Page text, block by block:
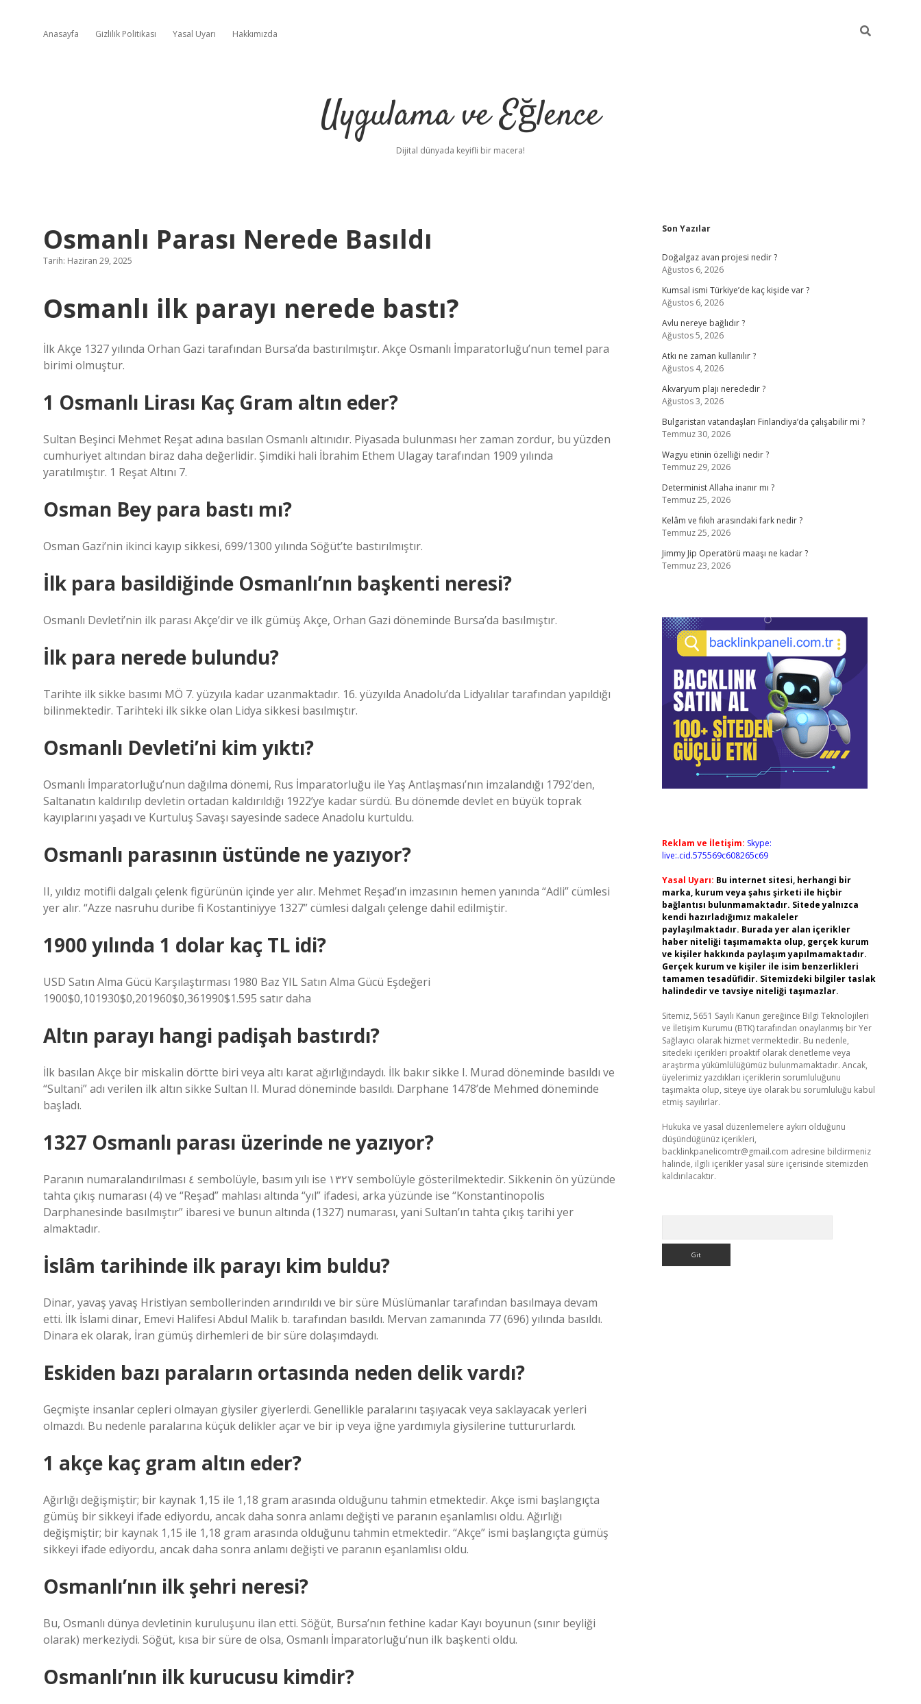
Anasayfa Gizlilik Politikası Yasal Uyarı Hakkımızda
Uygulama ve Eğlence
Dijital dünyada keyifli bir macera!
Osmanlı Parası Nerede Basıldı
Tarih: Haziran 29, 2025
Osmanlı ilk parayı nerede bastı?
İlk Akçe 1327 yılında Orhan Gazi tarafından Bursa’da bastırılmıştır. Akçe Osmanlı İmparatorluğu’nun temel para
birimi olmuştur.
1 Osmanlı Lirası Kaç Gram altın eder?
Sultan Beşinci Mehmet Reşat adına basılan Osmanlı altınıdır. Piyasada bulunması her zaman zordur, bu yüzden
cumhuriyet altından biraz daha değerlidir. Şimdiki hali İbrahim Ethem Ulagay tarafından 1909 yılında
yaratılmıştır. 1 Reşat Altını 7.
Osman Bey para bastı mı?
Osman Gazi’nin ikinci kayıp sikkesi, 699/1300 yılında Söğüt’te bastırılmıştır.
İlk para basildiğinde Osmanlı’nın başkenti neresi?
Osmanlı Devleti’nin ilk parası Akçe’dir ve ilk gümüş Akçe, Orhan Gazi döneminde Bursa’da basılmıştır.
İlk para nerede bulundu?
Tarihte ilk sikke basımı MÖ 7. yüzyıla kadar uzanmaktadır. 16. yüzyılda Anadolu’da Lidyalılar tarafından yapıldığı
bilinmektedir. Tarihteki ilk sikke olan Lidya sikkesi basılmıştır.
Osmanlı Devleti’ni kim yıktı?
Osmanlı İmparatorluğu’nun dağılma dönemi, Rus İmparatorluğu ile Yaş Antlaşması’nın imzalandığı 1792’den,
Saltanatın kaldırılıp devletin ortadan kaldırıldığı 1922’ye kadar sürdü. Bu dönemde devlet en büyük toprak
kayıplarını yaşadı ve Kurtuluş Savaşı sayesinde sadece Anadolu kurtuldu.
Osmanlı parasının üstünde ne yazıyor?
II, yıldız motifli dalgalı çelenk figürünün içinde yer alır. Mehmet Reşad’ın imzasının hemen yanında “Adli” cümlesi
yer alır. “Azze nasruhu duribe fi Kostantiniyye 1327” cümlesi dalgalı çelenge dahil edilmiştir.
1900 yılında 1 dolar kaç TL idi?
USD Satın Alma Gücü Karşılaştırması 1980 Baz YIL Satın Alma Gücü Eşdeğeri
1900$0,101930$0,201960$0,361990$1.595 satır daha
Altın parayı hangi padişah bastırdı?
İlk basılan Akçe bir miskalin dörtte biri veya altı karat ağırlığındaydı. İlk bakır sikke I. Murad döneminde basıldı ve
“Sultani” adı verilen ilk altın sikke Sultan II. Murad döneminde basıldı. Darphane 1478’de Mehmed döneminde
başladı.
1327 Osmanlı parası üzerinde ne yazıyor?
Paranın numaralandırılması ٤ sembolüyle, basım yılı ise ١٣٢٧ sembolüyle gösterilmektedir. Sikkenin ön yüzünde
tahta çıkış numarası (4) ve “Reşad” mahlası altında “yıl” ifadesi, arka yüzünde ise “Konstantinopolis
Darphanesinde basılmıştır” ibaresi ve bunun altında (1327) numarası, yani Sultan’ın tahta çıkış tarihi yer
almaktadır.
İslâm tarihinde ilk parayı kim buldu?
Dinar, yavaş yavaş Hristiyan sembollerinden arındırıldı ve bir süre Müslümanlar tarafından basılmaya devam
etti. İlk İslami dinar, Emevi Halifesi Abdul Malik b. tarafından basıldı. Mervan zamanında 77 (696) yılında basıldı.
Dinara ek olarak, İran gümüş dirhemleri de bir süre dolaşımdaydı.
Eskiden bazı paraların ortasında neden delik vardı?
Geçmişte insanlar cepleri olmayan giysiler giyerlerdi. Genellikle paralarını taşıyacak veya saklayacak yerleri
olmazdı. Bu nedenle paralarına küçük delikler açar ve bir ip veya iğne yardımıyla giysilerine tuttururlardı.
1 akçe kaç gram altın eder?
Ağırlığı değişmiştir; bir kaynak 1,15 ile 1,18 gram arasında olduğunu tahmin etmektedir. Akçe ismi başlangıçta
gümüş bir sikkeyi ifade ediyordu, ancak daha sonra anlamı değişti ve paranın eşanlamlısı oldu. Ağırlığı
değişmiştir; bir kaynak 1,15 ile 1,18 gram arasında olduğunu tahmin etmektedir. “Akçe” ismi başlangıçta gümüş
sikkeyi ifade ediyordu, ancak daha sonra anlamı değişti ve paranın eşanlamlısı oldu.
Osmanlı’nın ilk şehri neresi?
Bu, Osmanlı dünya devletinin kuruluşunu ilan etti. Söğüt, Bursa’nın fethine kadar Kayı boyunun (sınır beyliği
olarak) merkeziydi. Söğüt, kısa bir süre de olsa, Osmanlı İmparatorluğu’nun ilk başkenti oldu.
Osmanlı’nın ilk kurucusu kimdir?
Sidebar
Son Yazılar
Doğalgaz avan projesi nedir ?
Ağustos 6, 2026
Kumsal ismi Türkiye’de kaç kişide var ?
Ağustos 6, 2026
Avlu nereye bağlıdır ?
Ağustos 5, 2026
Atkı ne zaman kullanılır ?
Ağustos 4, 2026
Akvaryum plajı nerededir ?
Ağustos 3, 2026
Bulgaristan vatandaşları Finlandiya’da çalışabilir mi ?
Temmuz 30, 2026
Wagyu etinin özelliği nedir ?
Temmuz 29, 2026
Determinist Allaha inanır mı ?
Temmuz 25, 2026
Kelâm ve fıkıh arasındaki fark nedir ?
Temmuz 25, 2026
Jimmy Jip Operatörü maaşı ne kadar ?
Temmuz 23, 2026
Reklam ve İletişim: Skype:
live:.cid.575569c608265c69
Yasal Uyarı: Bu internet sitesi, herhangi bir
marka, kurum veya şahıs şirketi ile hiçbir
bağlantısı bulunmamaktadır. Sitede yalnızca
kendi hazırladığımız makaleler
paylaşılmaktadır. Burada yer alan içerikler
haber niteliği taşımamakta olup, gerçek kurum
ve kişiler hakkında paylaşım yapılmamaktadır.
Gerçek kurum ve kişiler ile isim benzerlikleri
tamamen tesadüfidir. Sitemizdeki bilgiler taslak
halindedir ve tavsiye niteliği taşımazlar.
Sitemiz, 5651 Sayılı Kanun gereğince Bilgi Teknolojileri
ve İletişim Kurumu (BTK) tarafından onaylanmış bir Yer
Sağlayıcı olarak hizmet vermektedir. Bu nedenle,
sitedeki içerikleri proaktif olarak denetleme veya
araştırma yükümlülüğümüz bulunmamaktadır. Ancak,
üyelerimiz yazdıkları içeriklerin sorumluluğunu
taşımakta olup, siteye üye olarak bu sorumluluğu kabul
etmiş sayılırlar.
Hukuka ve yasal düzenlemelere aykırı olduğunu
düşündüğünüz içerikleri,
backlinkpanelicomtr@gmail.com adresine bildirmeniz
halinde, ilgili içerikler yasal süre içerisinde sitemizden
kaldırılacaktır.